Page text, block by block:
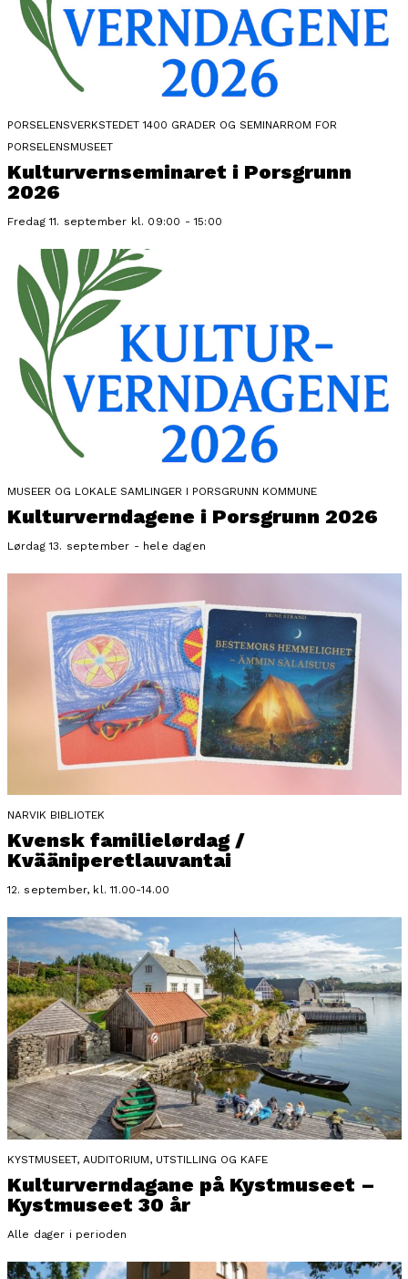
PORSELENSVERKSTEDET 1400 GRADER OG SEMINARROM FOR
PORSELENSMUSEET
Kulturvernseminaret i Porsgrunn
2026
Fredag 11. september kl. 09:00 - 15:00
MUSEER OG LOKALE SAMLINGER I PORSGRUNN KOMMUNE
Kulturverndagene i Porsgrunn 2026
Lørdag 13. september - hele dagen
NARVIK BIBLIOTEK
Kvensk familielørdag /
Kvääniperetlauvantai
12. september, kl. 11.00-14.00
KYSTMUSEET, AUDITORIUM, UTSTILLING OG KAFE
Kulturverndagane på Kystmuseet –
Kystmuseet 30 år
Alle dager i perioden